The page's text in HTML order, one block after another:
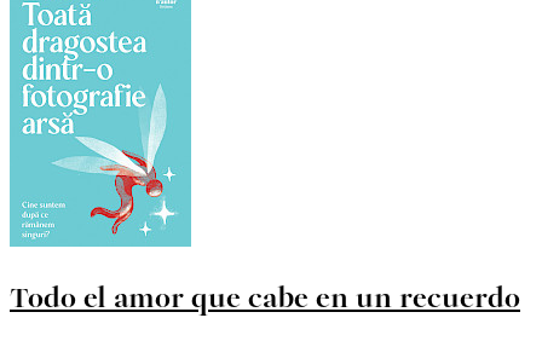
Todo el amor que cabe en un recuerdo